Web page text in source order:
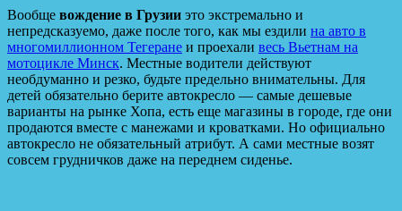
Вообще вождение в Грузии это экстремально и
непредсказуемо, даже после того, как мы ездили на авто в
многомиллионном Тегеране и проехали весь Вьетнам на
мотоцикле Минск. Местные водители действуют
необдуманно и резко, будьте предельно внимательны. Для
детей обязательно берите автокресло — самые дешевые
варианты на рынке Хопа, есть еще магазины в городе, где они
продаются вместе с манежами и кроватками. Но официально
автокресло не обязательный атрибут. А сами местные возят
совсем грудничков даже на переднем сиденье.